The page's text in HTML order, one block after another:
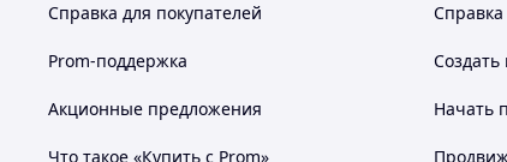
Справка для покупателей
Prom-поддержка
Акционные предложения
Что такое «Купить с Prom»
Создать
Начать